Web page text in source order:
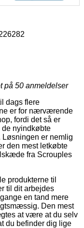
på 50 anmeldelser
dags flere
er for nærværende
fordi det så er
de nyindkøbte
Løsningen er nemlig
den mest letkøbte
fra Scrouples
produkterne til
til dit arbejdes
en tand mere
Den mest
at være at du selv
du befinder dig lige